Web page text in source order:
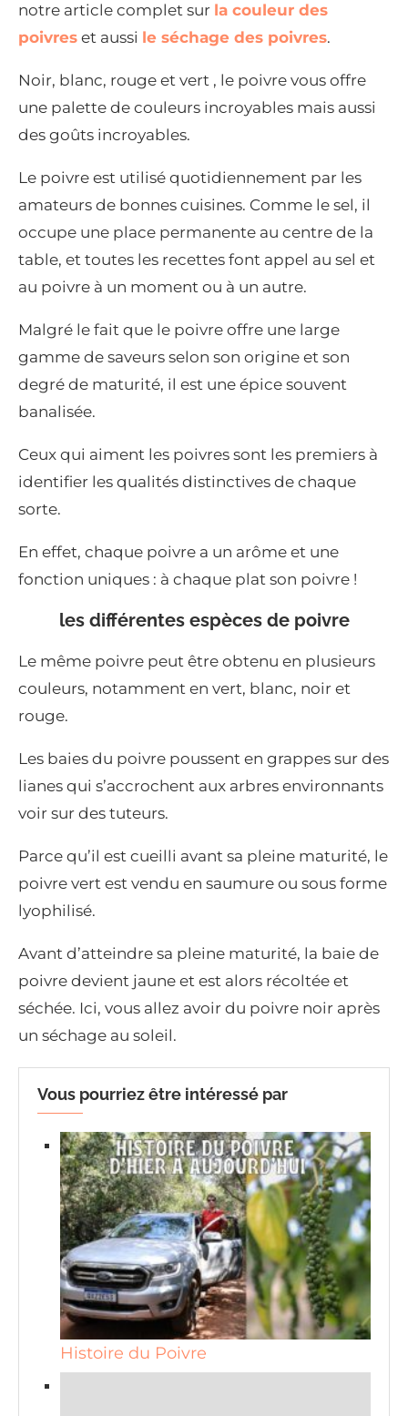
notre article complet sur la couleur des
poivres et aussi le séchage des poivres.
Noir, blanc, rouge et vert , le poivre vous offre
une palette de couleurs incroyables mais aussi
des goûts incroyables.
Le poivre est utilisé quotidiennement par les
amateurs de bonnes cuisines. Comme le sel, il
occupe une place permanente au centre de la
table, et toutes les recettes font appel au sel et
au poivre à un moment ou à un autre.
Malgré le fait que le poivre offre une large
gamme de saveurs selon son origine et son
degré de maturité, il est une épice souvent
banalisée.
Ceux qui aiment les poivres sont les premiers à
identifier les qualités distinctives de chaque
sorte.
En effet, chaque poivre a un arôme et une
fonction uniques : à chaque plat son poivre !
les différentes espèces de poivre
Le même poivre peut être obtenu en plusieurs
couleurs, notamment en vert, blanc, noir et
rouge.
Les baies du poivre poussent en grappes sur des
lianes qui s’accrochent aux arbres environnants
voir sur des tuteurs.
Parce qu’il est cueilli avant sa pleine maturité, le
poivre vert est vendu en saumure ou sous forme
lyophilisé.
Avant d’atteindre sa pleine maturité, la baie de
poivre devient jaune et est alors récoltée et
séchée. Ici, vous allez avoir du poivre noir après
un séchage au soleil.
Vous pourriez être intéressé par
Histoire du Poivre